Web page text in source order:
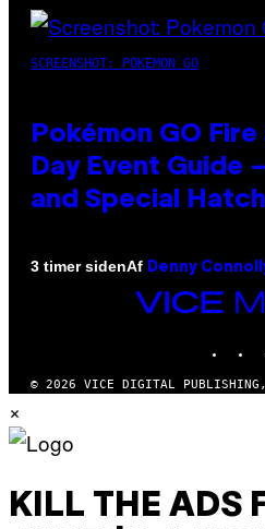
SCREENSHOT: POKEMON GO
Pokémon GO
Day Event Guide
and Special
3 timer sidenAf Denny
VICE
MEDIA
© 2026 VICE DIGITAL
×
KILL THE ADS